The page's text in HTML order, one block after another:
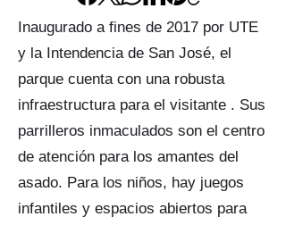
Inaugurado a fines de 2017 por UTE
y la Intendencia de San José, el
parque cuenta con una robusta
infraestructura para el visitante . Sus
parrilleros inmaculados son el centro
de atención para los amantes del
asado. Para los niños, hay juegos
infantiles y espacios abiertos para